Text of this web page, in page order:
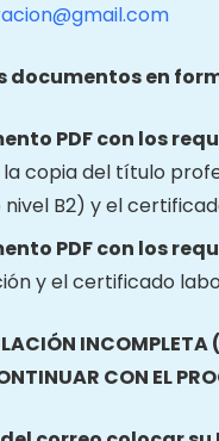
documentos en
PDF con los
copia del título
B2) y el
PDF con los
y el certificado
INCOMPLETA
CON EL